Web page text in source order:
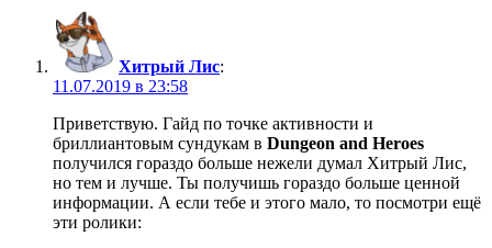
Хитрый Лис:
11.07.2019 в 23:58
Приветствую. Гайд по точке активности и
бриллиантовым сундукам в Dungeon and Heroes
получился гораздо больше нежели думал Хитрый Лис,
но тем и лучше. Ты получишь гораздо больше ценной
информации. А если тебе и этого мало, то посмотри ещё
эти ролики: